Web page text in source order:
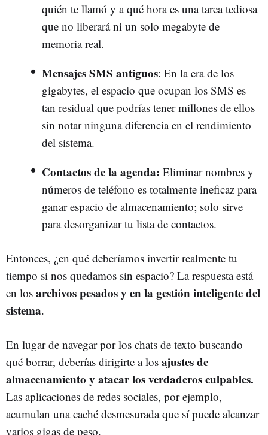
quién te llamó y a qué hora es una tarea tediosa
que no liberará ni un solo megabyte de
memoria real.
Mensajes SMS antiguos: En la era de los
gigabytes, el espacio que ocupan los SMS es
tan residual que podrías tener millones de ellos
sin notar ninguna diferencia en el rendimiento
del sistema.
Contactos de la agenda: Eliminar nombres y
números de teléfono es totalmente ineficaz para
ganar espacio de almacenamiento; solo sirve
para desorganizar tu lista de contactos.
Entonces, ¿en qué deberíamos invertir realmente tu
tiempo si nos quedamos sin espacio? La respuesta está
en los archivos pesados y en la gestión inteligente del
sistema.
En lugar de navegar por los chats de texto buscando
qué borrar, deberías dirigirte a los ajustes de
almacenamiento y atacar los verdaderos culpables.
Las aplicaciones de redes sociales, por ejemplo,
acumulan una caché desmesurada que sí puede alcanzar
varios gigas de peso.